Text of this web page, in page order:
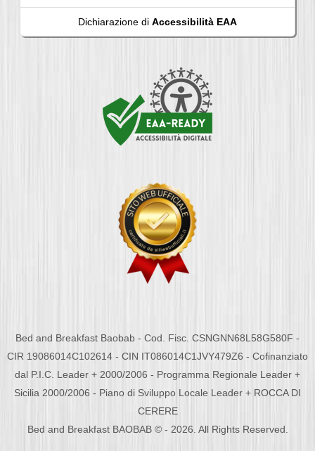
Dichiarazione di Accessibilità EAA
Bed and Breakfast Baobab - Cod. Fisc. CSNGNN68L58G580F -
CIR 19086014C102614 - CIN IT086014C1JVY479Z6 - Cofinanziato
dal P.I.C. Leader + 2000/2006 - Programma Regionale Leader +
Sicilia 2000/2006 - Piano di Sviluppo Locale Leader + ROCCA DI
CERERE
Bed and Breakfast BAOBAB © - 2026. All Rights Reserved.